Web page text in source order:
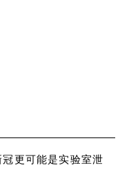
更可能是实验室泄